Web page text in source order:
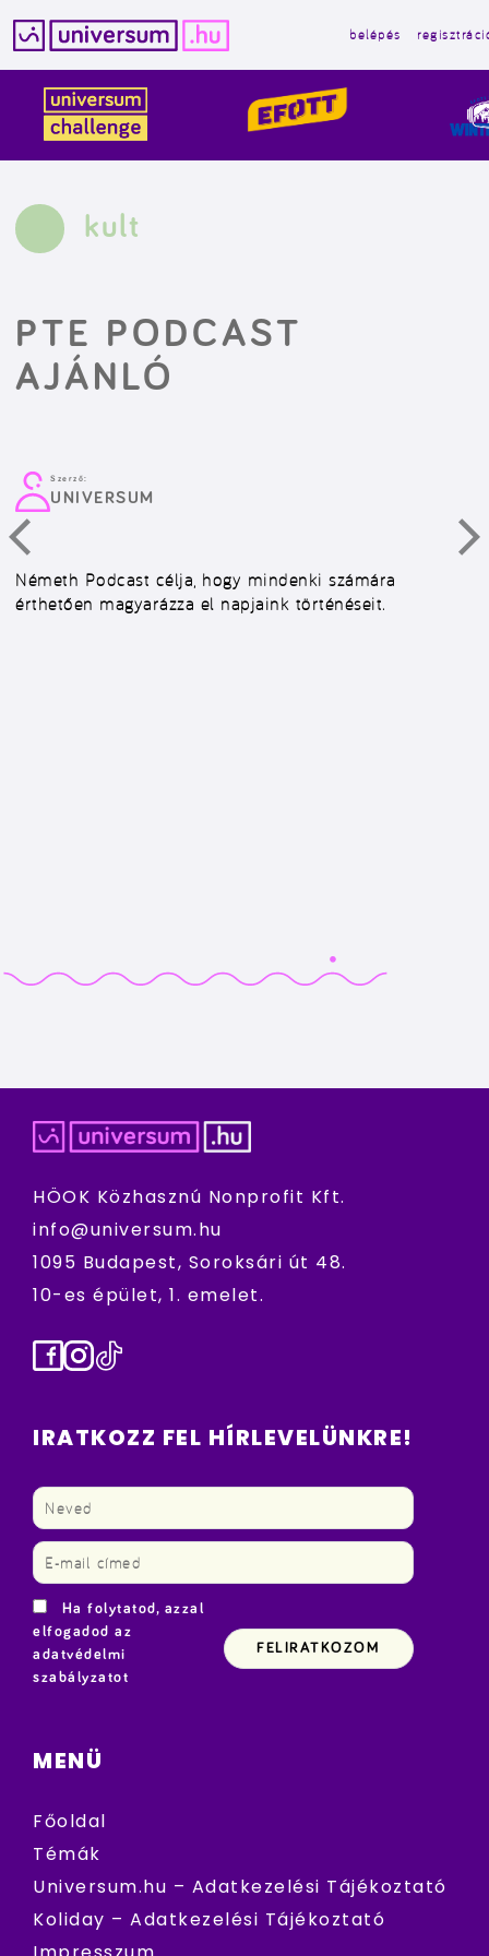
tartalomba
belépés
kult
PTE PODCAST
AJÁNLÓ
Szerző:
UNIVERSUM
Németh Podcast célja, hogy mindenki számára
érthetően magyarázza el napjaink történéseit.
HÖOK Közhasznú Nonprofit Kft.
info@universum.hu
1095 Budapest, Soroksári út 48.
10-es épület, 1. emelet.
Facebook
Instagram
TikTok
IRATKOZZ FEL HÍRLEVELÜNKRE!
Ha folytatod, azzal
elfogadod az
adatvédelmi
szabályzatot
MENÜ
Főoldal
Témák
Universum.hu – Adatkezelési Tájékoztató
Koliday – Adatkezelési Tájékoztató